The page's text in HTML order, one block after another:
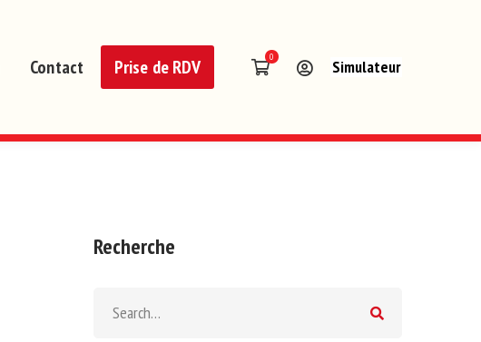
Contact Prise de RDV Simulateur
Recherche